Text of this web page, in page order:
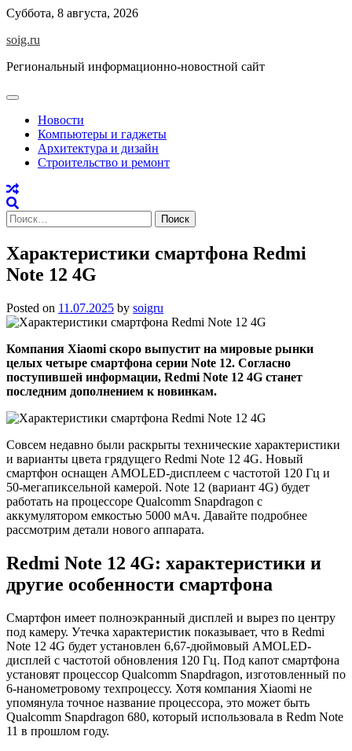
Skip
content
Суббота, 8 августа, 2026
soig.ru
Региональный информационно-новостной сайт
Новости
Компьютеры и гаджеты
Архитектура и дизайн
Строительство и ремонт
Найти:
Характеристики смартфона Redmi
Note 12 4G
Posted on 11.07.2025 by soigru
Компания Xiaomi скоро выпустит на мировые рынки
целых четыре смартфона серии Note 12. Согласно
поступившей информации, Redmi Note 12 4G станет
последним дополнением к новинкам.
Совсем недавно были раскрыты технические характеристики
и варианты цвета грядущего Redmi Note 12 4G. Новый
смартфон оснащен AMOLED-дисплеем с частотой 120 Гц и
50-мегапиксельной камерой. Note 12 (вариант 4G) будет
работать на процессоре Qualcomm Snapdragon с
аккумулятором емкостью 5000 мАч. Давайте подробнее
рассмотрим детали нового аппарата.
Redmi Note 12 4G: характеристики и
другие особенности смартфона
Смартфон имеет полноэкранный дисплей и вырез по центру
под камеру. Утечка характеристик показывает, что в Redmi
Note 12 4G будет установлен 6,67-дюймовый AMOLED-
дисплей с частотой обновления 120 Гц. Под капот смартфона
установят процессор Qualcomm Snapdragon, изготовленный по
6-нанометровому техпроцессу. Хотя компания Xiaomi не
упомянула точное название процессора, это может быть
Qualcomm Snapdragon 680, который использовала в Redm Note
11 в прошлом году.